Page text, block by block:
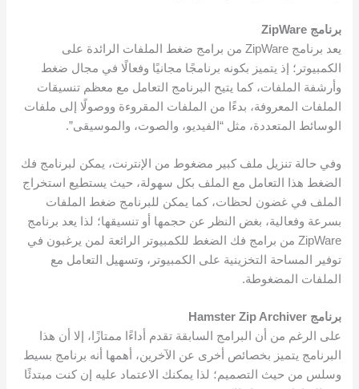
برنامج ZipWare
يعد برنامج ZipWare من برامج ضغط الملفات الرائدة على
الكمبيوتر؛ إذ يتميز بكونه برنامجًا مجانيًا وفعالًا في مجال ضغط
وأرشفة الملفات، كما يتيح البرنامج التعامل مع معظم تنسيقات
الملفات المعروفة، بدءًا من الملفات المقروءة ووصولًا إلى ملفات
الوسائط المتعددة، مثل “الفيديو، والصوت، والموسيقى”.
وفي حالة تنزيل ملف كبير مضغوط من الإنترنت، يمكن لبرنامج فك
الضغط هذا التعامل مع الملف بكل سهولة، حيث يستطيع استخراج
الملف في غضون لحظات، كما يمكن للبرنامج ضغط الملفات
بسرعة وفعالية، بغض النظر عن حجمها أو تنسيقها؛ لذا يعد برنامج
ZipWare من برامج فك الضغط للكمبيوتر الرائعة لمن يرغبون في
توفير المساحة التخزينية على الكمبيوتر، وتسهيل التعامل مع
الملفات المضغوطة.
برنامج Hamster Zip Archiver
على الرغم من أن البرامج السابقة تقدم أداءًا ممتازًا، إلا أن هذا
البرنامج يتميز بخصائص أخرى عن الآخرين، أهمها أنه برنامج بسيط
وسلس من حيث التصميم؛ لذا يمكنك الاعتماد عليه إن كنت مبتدئًا